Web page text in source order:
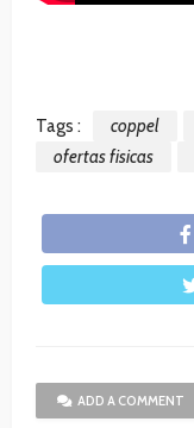
Tags : coppel
ofertas fisicas
ADD A COMMENT